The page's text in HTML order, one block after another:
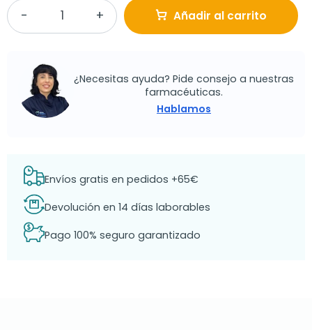
Añadir al carrito
¿Necesitas ayuda? Pide consejo a nuestras
farmacéuticas.
Hablamos
Envíos gratis en pedidos +65€
Devolución en 14 días laborables
Pago 100% seguro garantizado